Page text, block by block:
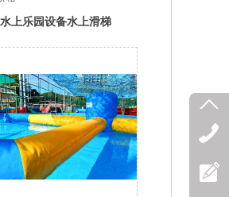
上乐园设备水上滑梯